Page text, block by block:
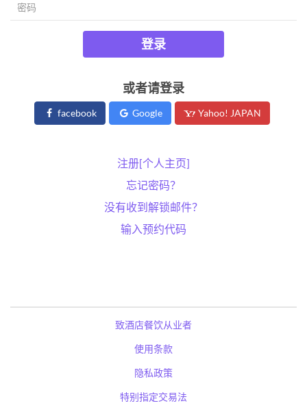
登录
或者请登录
facebook Google Yahoo! JAPAN
注册[个人主页]
忘记密码？
没有收到解锁邮件？
输入预约代码
致酒店餐饮从业者
使用条款
隐私政策
特别指定交易法